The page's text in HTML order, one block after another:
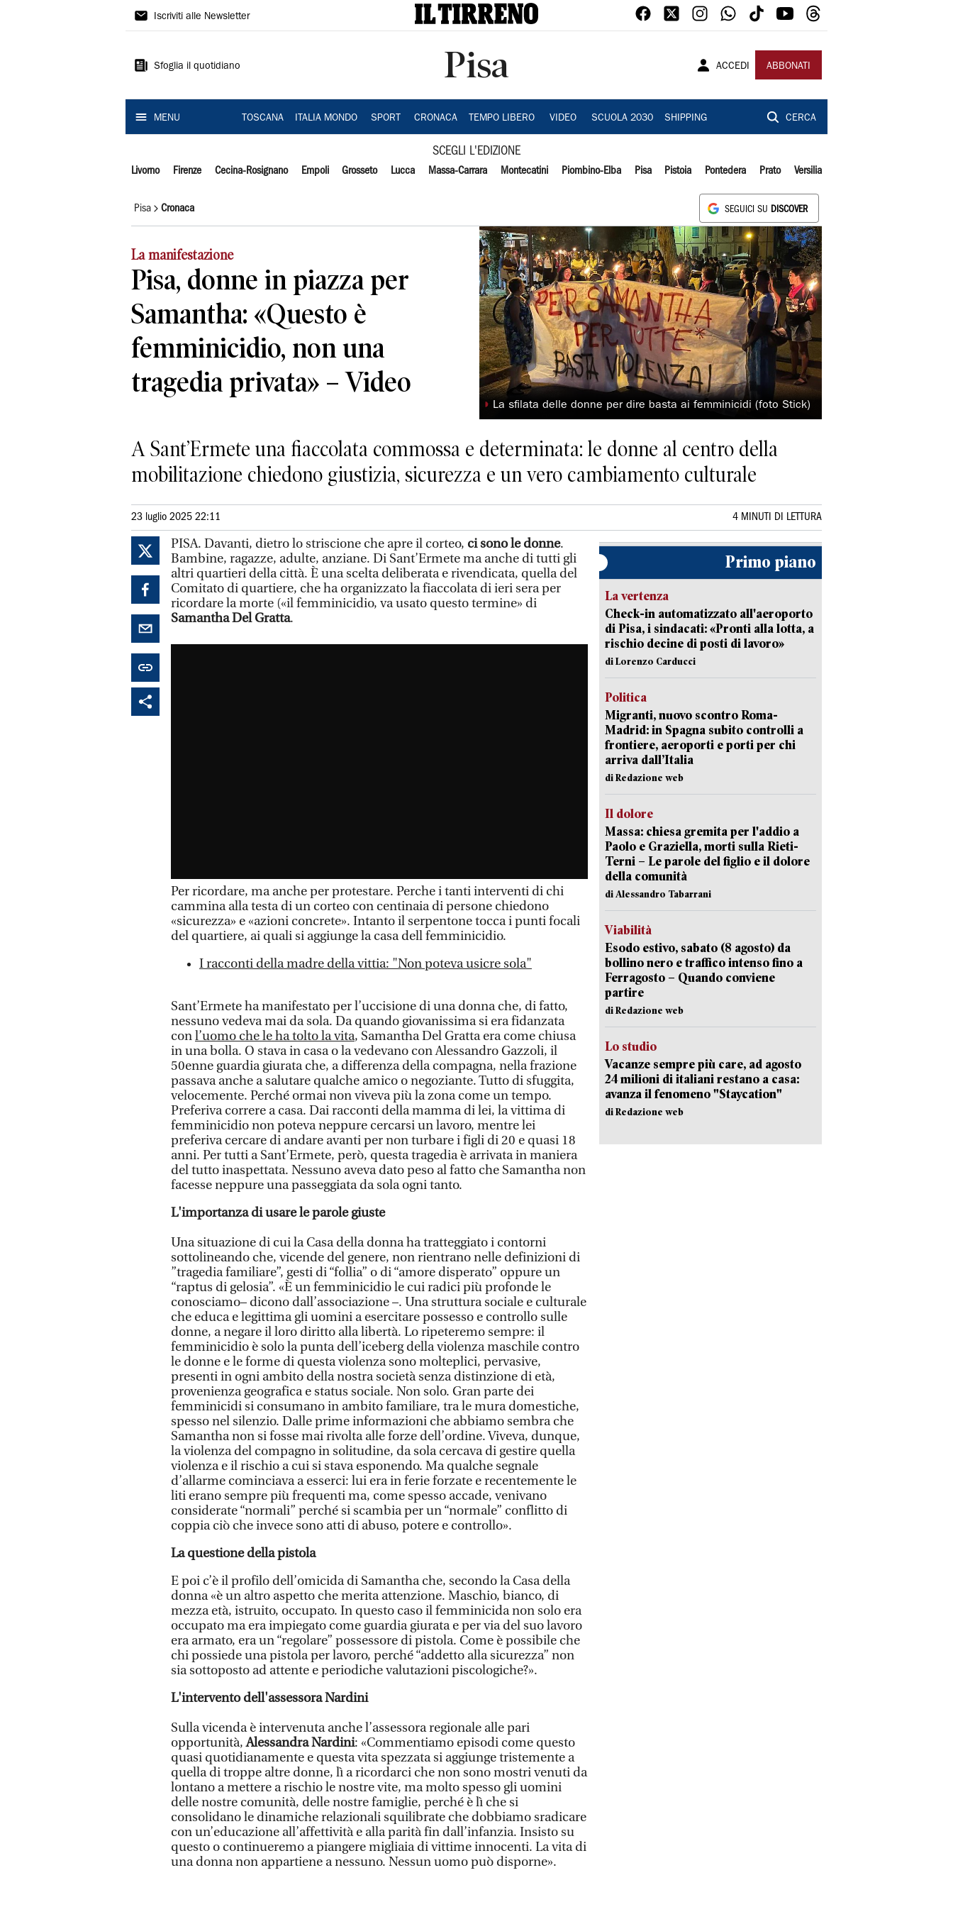
Il
Iscriviti alle Newsletter
Sfoglia il quotidiano Pisa ACCEDI ABBONATI
MENU TOSCANA ITALIA MONDO SPORT CRONACA TEMPO LIBERO VIDEO SCUOLA 2030 SHIPPING CERCA
SCEGLI L'EDIZIONE
Livorno Firenze Cecina-Rosignano Empoli Grosseto Lucca Massa-Carrara Montecatini Piombino-Elba Pisa Pistoia Pontedera Prato Versilia
Pisa Cronaca SEGUICI SU DISCOVER
La manifestazione
Pisa, donne in piazza per
Samantha: «Questo è
femminicidio, non una
tragedia privata» – Video
◗ La sfilata delle donne per dire basta ai femminicidi (foto Stick)
A Sant’Ermete una fiaccolata commossa e determinata: le donne al centro della
mobilitazione chiedono giustizia, sicurezza e un vero cambiamento culturale
23 luglio 2025 22:11 4 MINUTI DI LETTURA
PISA. Davanti, dietro lo striscione che apre il corteo, ci sono le donne.
Bambine, ragazze, adulte, anziane. Di Sant’Ermete ma anche di tutti gli
altri quartieri della città. È una scelta deliberata e rivendicata, quella del
Comitato di quartiere, che ha organizzato la fiaccolata di ieri sera per
ricordare la morte («il femminicidio, va usato questo termine» di
Samantha Del Gratta.
Per ricordare, ma anche per protestare. Perche i tanti interventi di chi
cammina alla testa di un corteo con centinaia di persone chiedono
«sicurezza» e «azioni concrete». Intanto il serpentone tocca i punti focali
del quartiere, ai quali si aggiunge la casa dell femminicidio.
I racconti della madre della vittia: "Non poteva usicre sola"
Sant’Ermete ha manifestato per l’uccisione di una donna che, di fatto,
nessuno vedeva mai da sola. Da quando giovanissima si era fidanzata
conl’uomo che le ha tolto la vita, Samantha Del Gratta era come chiusa
in una bolla. O stava in casa o la vedevano con Alessandro Gazzoli, il
50enne guardia giurata che, a differenza della compagna, nella frazione
passava anche a salutare qualche amico o negoziante. Tutto di sfuggita,
velocemente. Perché ormai non viveva più la zona come un tempo.
Preferiva correre a casa. Dai racconti della mamma di lei, la vittima di
femminicidio non poteva neppure cercarsi un lavoro, mentre lei
preferiva cercare di andare avanti per non turbare i figli di 20 e quasi 18
anni. Per tutti a Sant’Ermete, però, questa tragedia è arrivata in maniera
del tutto inaspettata. Nessuno aveva dato peso al fatto che Samantha non
facesse neppure una passeggiata da sola ogni tanto.
L'importanza di usare le parole giuste
Una situazione di cui la Casa della donna ha tratteggiato i contorni
sottolineando che, vicende del genere, non rientrano nelle definizioni di
”tragedia familiare”, gesti di “follia” o di “amore disperato” oppure un
“raptus di gelosia”. «È un femminicidio le cui radici più profonde le
conosciamo– dicono dall’associazione –. Una struttura sociale e culturale
che educa e legittima gli uomini a esercitare possesso e controllo sulle
donne, a negare il loro diritto alla libertà. Lo ripeteremo sempre: il
femminicidio è solo la punta dell’iceberg della violenza maschile contro
le donne e le forme di questa violenza sono molteplici, pervasive,
presenti in ogni ambito della nostra società senza distinzione di età,
provenienza geografica e status sociale. Non solo. Gran parte dei
femminicidi si consumano in ambito familiare, tra le mura domestiche,
spesso nel silenzio. Dalle prime informazioni che abbiamo sembra che
Samantha non si fosse mai rivolta alle forze dell’ordine. Viveva, dunque,
la violenza del compagno in solitudine, da sola cercava di gestire quella
violenza e il rischio a cui si stava esponendo. Ma qualche segnale
d’allarme cominciava a esserci: lui era in ferie forzate e recentemente le
liti erano sempre più frequenti ma, come spesso accade, venivano
considerate “normali” perché si scambia per un “normale” conflitto di
coppia ciò che invece sono atti di abuso, potere e controllo».
La questione della pistola
E poi c’è il profilo dell’omicida di Samantha che, secondo la Casa della
donna «è un altro aspetto che merita attenzione. Maschio, bianco, di
mezza età, istruito, occupato. In questo caso il femminicida non solo era
occupato ma era impiegato come guardia giurata e per via del suo lavoro
era armato, era un “regolare” possessore di pistola. Come è possibile che
chi possiede una pistola per lavoro, perché “addetto alla sicurezza” non
sia sottoposto ad attente e periodiche valutazioni piscologiche?».
L'intervento dell'assessora Nardini
Sulla vicenda è intervenuta anche l’assessora regionale alle pari
opportunità,Alessandra Nardini: «Commentiamo episodi come questo
quasi quotidianamente e questa vita spezzata si aggiunge tristemente a
quella di troppe altre donne, lì a ricordarci che non sono mostri venuti da
lontano a mettere a rischio le nostre vite, ma molto spesso gli uomini
delle nostre comunità, delle nostre famiglie, perché è lì che si
consolidano le dinamiche relazionali squilibrate che dobbiamo sradicare
con un’educazione all’affettività e alla parità fin dall’infanzia. Insisto su
questo o continueremo a piangere migliaia di vittime innocenti. La vita di
una donna non appartiene a nessuno. Nessun uomo può disporne».
Primo piano
La vertenza
Check-in automatizzato all'aeroporto
di Pisa, i sindacati: «Pronti alla lotta, a
rischio decine di posti di lavoro»
di Lorenzo Carducci
Politica
Migranti, nuovo scontro Roma-
Madrid: in Spagna subito controlli a
frontiere, aeroporti e porti per chi
arriva dall’Italia
di Redazione web
Il dolore
Massa: chiesa gremita per l'addio a
Paolo e Graziella, morti sulla Rieti-
Terni – Le parole del figlio e il dolore
della comunità
di Alessandro Tabarrani
Viabilità
Esodo estivo, sabato (8 agosto) da
bollino nero e traffico intenso fino a
Ferragosto – Quando conviene
partire
di Redazione web
Lo studio
Vacanze sempre più care, ad agosto
24 milioni di italiani restano a casa:
avanza il fenomeno "Staycation"
di Redazione web